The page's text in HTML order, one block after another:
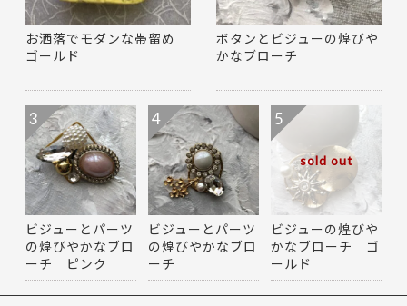
お洒落でモダンな帯留め
ゴールド
ボタンとビジューの煌びや
かなブローチ
ビジューとパーツ
の煌びやかなブロ
ーチ ピンク
3
ビジューとパーツ
の煌びやかなブロ
ーチ
4
sold out
ビジューの煌びや
かなブローチ ゴ
ールド
5